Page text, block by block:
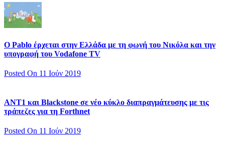
Ο Pablo έρχεται στην Ελλάδα με τη φωνή του Νικόλα και την
υπογραφή του Vodafone TV
Posted On 11 Ιούν 2019
ΑΝΤ1 και Blackstone σε νέο κύκλο διαπραγμάτευσης με τις
τράπεζες για τη Forthnet
Posted On 11 Ιούν 2019